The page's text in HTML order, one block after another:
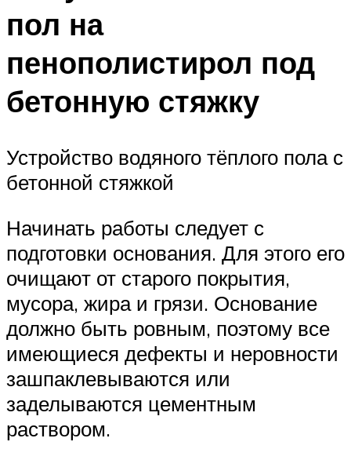
пол на
пенополистирол под
бетонную стяжку
Устройство водяного тёплого пола с
бетонной стяжкой
Начинать работы следует с
подготовки основания. Для этого его
очищают от старого покрытия,
мусора, жира и грязи. Основание
должно быть ровным, поэтому все
имеющиеся дефекты и неровности
зашпаклевываются или
заделываются цементным
раствором.